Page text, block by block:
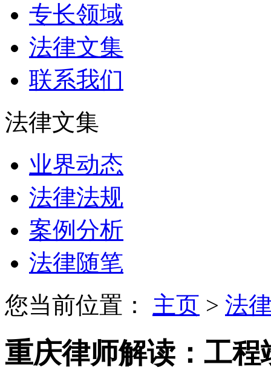
专长领域
法律文集
联系我们
法律文集
业界动态
法律法规
案例分析
法律随笔
您当前位置： 主页 > 法
重庆律师解读：工